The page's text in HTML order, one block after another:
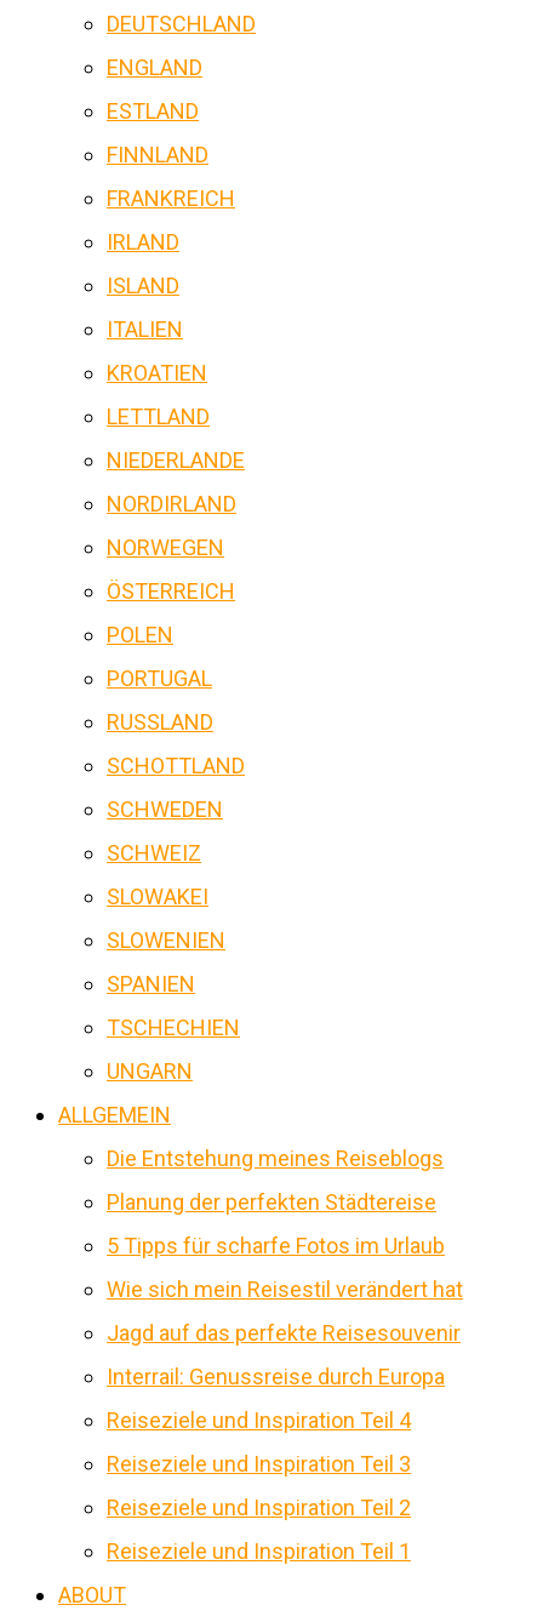
DEUTSCHLAND
ENGLAND
ESTLAND
FINNLAND
FRANKREICH
IRLAND
ISLAND
ITALIEN
KROATIEN
LETTLAND
NIEDERLANDE
NORDIRLAND
NORWEGEN
ÖSTERREICH
POLEN
PORTUGAL
RUSSLAND
SCHOTTLAND
SCHWEDEN
SCHWEIZ
SLOWAKEI
SLOWENIEN
SPANIEN
TSCHECHIEN
UNGARN
ALLGEMEIN
Die Entstehung meines Reiseblogs
Planung der perfekten Städtereise
5 Tipps für scharfe Fotos im Urlaub
Wie sich mein Reisestil verändert hat
Jagd auf das perfekte Reisesouvenir
Interrail: Genussreise durch Europa
Reiseziele und Inspiration Teil 4
Reiseziele und Inspiration Teil 3
Reiseziele und Inspiration Teil 2
Reiseziele und Inspiration Teil 1
ABOUT